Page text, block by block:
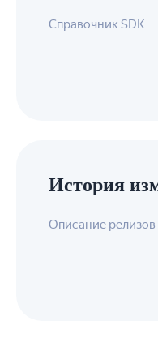
Справочник SDK
История
Описание релизов